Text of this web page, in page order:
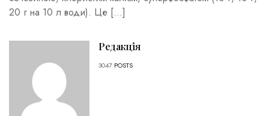
20 г на 10 л води). Це […]
Редакція
3047 POSTS